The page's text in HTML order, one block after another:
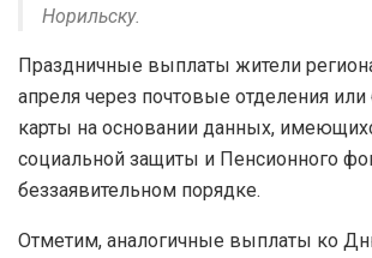
Норильску.
Праздничные выплаты жители
апреля через почтовые отделения или
карты на основании данных,
социальной защиты и Пенсионного
беззаявительном порядке.
Отметим, аналогичные выплаты ко